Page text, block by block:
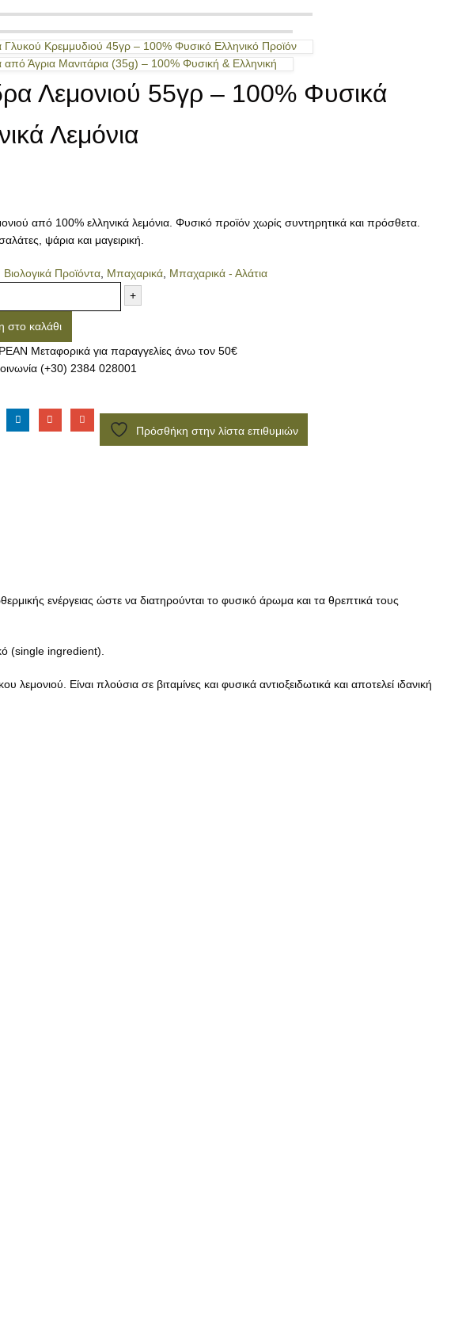
Κρεμμυδιού 45γρ – 100% Φυσικό Ελληνικό Προϊόν
Άγρια Μανιτάρια (35g) – 100% Φυσική & Ελληνική
Λεμονιού 55γρ – 100% Φυσικά
Λεμόνια
από 100% ελληνικά λεμόνια. Φυσικό προϊόν χωρίς συντηρητικά και πρόσθετα.
ψάρια και μαγειρική.
Βιολογικά Προϊόντα Μπαχαρικά Μπαχαρικά - Αλάτια
+
στο καλάθι
Μεταφορικά για παραγγελίες άνω τον 50€
(+30) 2384 028001
Πρόσθήκη στην λίστα επιθυμιών
ενέργειας ώστε να διατηρούνται το φυσικό άρωμα και τα θρεπτικά τους
(single ingredient).
Είναι πλούσια σε βιταμίνες και φυσικά αντιοξειδωτικά και αποτελεί ιδανική